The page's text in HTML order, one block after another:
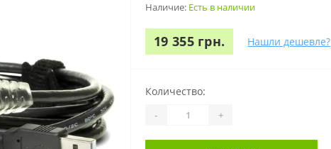
Наличие: Есть в наличии
19 355 грн. Нашли дешевле?
Количество:
- +